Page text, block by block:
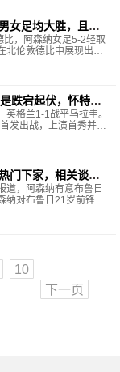
女足均大胜，且都
，阿森纳女足5-2轻取
北伦敦德比中展现出统
的绝对主角。
跌宕起伏，怀特送
格兰1-1战平乌拉圭。
发出战，上演首秀并斩
：詹姆斯
门下家，相关谈判
道，阿森纳有意布鲁日
纳对布鲁日21岁前锋特
员的热门下
10
下一页